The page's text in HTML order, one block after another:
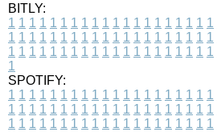
BITLY:
1 1 1 1 1 1 1 1 1 1 1 1 1 1 1 1 1 1 1 1
1 1 1 1 1 1 1 1 1 1 1 1 1 1 1 1 1 1 1 1
1 1 1 1 1 1 1 1 1 1 1 1 1 1 1 1 1 1 1 1
1
SPOTIFY:
1 1 1 1 1 1 1 1 1 1 1 1 1 1 1 1 1 1 1 1
1 1 1 1 1 1 1 1 1 1 1 1 1 1 1 1 1 1 1 1
1 1 1 1 1 1 1 1 1 1 1 1 1 1 1 1 1 1 1 1